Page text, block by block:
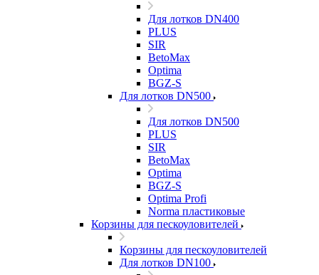
Для лотков DN400
PLUS
SIR
BetoMax
Optima
BGZ-S
Для лотков DN500
Для лотков DN500
PLUS
SIR
BetoMax
Optima
BGZ-S
Optima Profi
Norma пластиковые
Корзины для пескоуловителей
Корзины для пескоуловителей
Для лотков DN100